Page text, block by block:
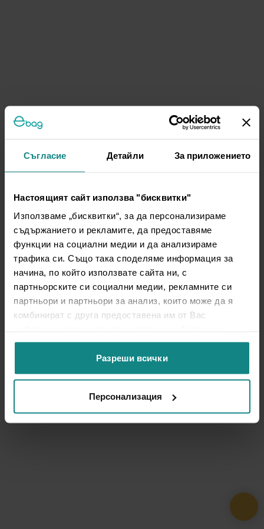
Съгласие Детайли За приложението
Настоящият сайт използва "бисквитки"
Използваме „бисквитки“, за да персонализираме
съдържанието и рекламите, да предоставяме
функции на социални медии и да анализираме
трафика си. Също така споделяме информация за
начина, по който използвате сайта ни, с
партньорските си социални медии, рекламните си
партньори и партньори за анализ, които може да я
комбинират с друга предоставена им от Вас
ползването от Ваша страна на услугите им.
Разреши всички
Персонализация